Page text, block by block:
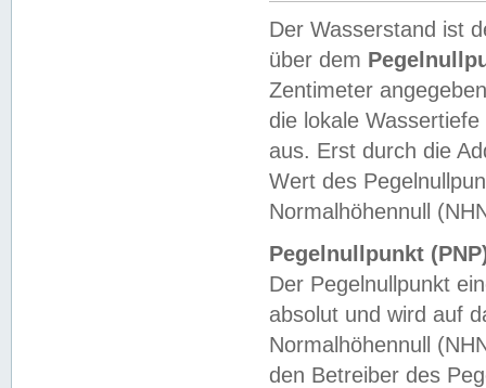
Der Wasserstand ist
über dem
Zentimeter
die lokale
aus. Erst durch die
Wert des
Normalhöhennull
Pegelnullpunkt
Der Pegelnullpunkt
absolut und wird auf
Normalhöhennull
den Betreiber des